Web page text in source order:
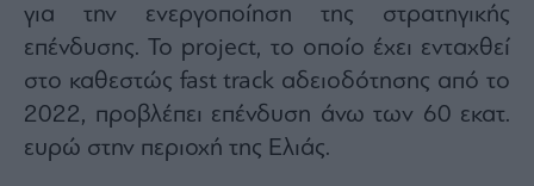
για την ενεργοποίηση της στρατηγικής
επένδυσης. Το project, το οποίο έχει ενταχθεί
στο καθεστώς fast track αδειοδότησης από το
2022, προβλέπει επένδυση άνω των 60 εκατ.
ευρώ στην περιοχή της Ελιάς.